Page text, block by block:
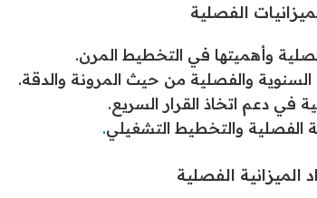
الفصلية
وأهميتها في التخطيط المرن.
السنوية والفصلية من حيث المرونة والدقة.
في دعم اتخاذ القرار السريع.
الفصلية والتخطيط التشغيلي.
الميزانية الفصلية